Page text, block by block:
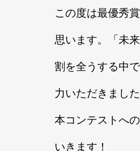
この度は最優秀
思います。「未
割を全うする中
力いただきまし
本コンテストへ
いきます！